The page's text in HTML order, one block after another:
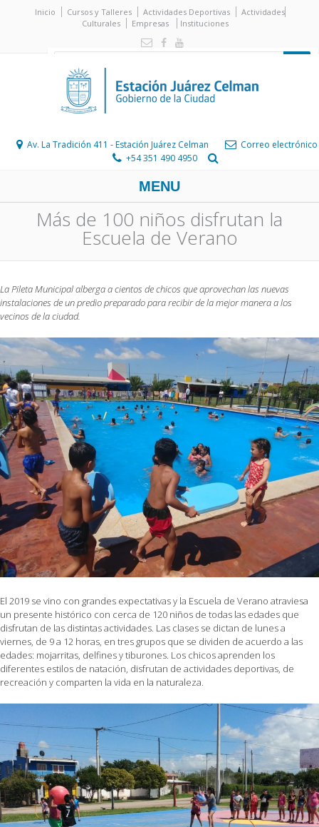
Inicio Cursos y Talleres Actividades Deportivas
Actividades
Culturales
Empresas Instituciones
Av. La Tradición 411 - Estación Juárez Celman
Correo electrónico
+54 351 490 4950
MENU
Más de 100 niños disfrutan la
Escuela de Verano
La Pileta Municipal alberga a cientos de chicos que aprovechan las nuevas
instalaciones de un predio preparado para recibir de la mejor manera a los
vecinos de la ciudad.
El 2019 se vino con grandes expectativas y la Escuela de Verano atraviesa
un presente histórico con cerca de 120 niños de todas las edades que
disfrutan de las distintas actividades. Las clases se dictan de lunes a
viernes, de 9 a 12 horas, en tres grupos que se dividen de acuerdo a las
edades: mojarritas, delfines y tiburones. Los chicos aprenden los
diferentes estilos de natación, disfrutan de actividades deportivas, de
recreación y comparten la vida en la naturaleza.